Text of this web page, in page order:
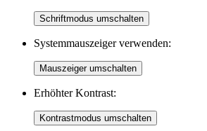
Schriftmodus umschalten
Systemmauszeiger verwenden:
Mauszeiger umschalten
Erhöhter Kontrast:
Kontrastmodus umschalten